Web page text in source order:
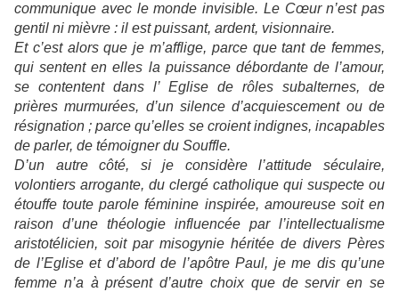
communique avec le monde invisible. Le Cœur n’est pas
gentil ni mièvre : il est puissant, ardent, visionnaire.
Et c’est alors que je m’afflige, parce que tant de femmes,
qui sentent en elles la puissance débordante de l’amour,
se contentent dans l’ Eglise de rôles subalternes, de
prières murmurées, d’un silence d’acquiescement ou de
résignation ; parce qu’elles se croient indignes, incapables
de parler, de témoigner du Souffle.
D’un autre côté, si je considère l’attitude séculaire,
volontiers arrogante, du clergé catholique qui suspecte ou
étouffe toute parole féminine inspirée, amoureuse soit en
raison d’une théologie influencée par l’intellectualisme
aristotélicien, soit par misogynie héritée de divers Pères
de l’Eglise et d’abord de l’apôtre Paul, je me dis qu’une
femme n’a à présent d’autre choix que de servir en se